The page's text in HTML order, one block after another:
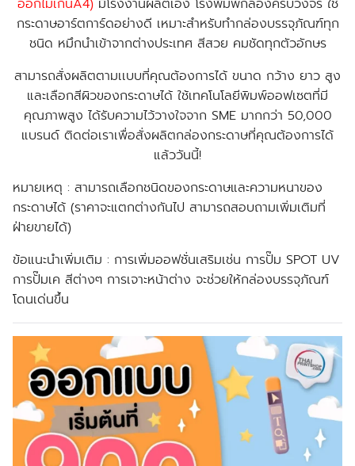
ออกไม่เกินA4) มีโรงงานผลิตเอง โรงพิมพ์กล่องครบวงจร ใช้
กระดาษอาร์ตการ์ดอย่างดี เหมาะสำหรับทำกล่องบรรจุภัณฑ์ทุก
ชนิด หมึกนำเข้าจากต่างประเทศ สีสวย คมชัดทุกตัวอักษร
สามารถสั่งผลิตตามเเบบที่คุณต้องการได้ ขนาด กว้าง ยาว สูง
และเลือกสีผิวของกระดาษได้ ใช้เทคโนโลยีพิมพ์ออฟเซตที่มี
คุณภาพสูง ได้รับความไว้วางใจจาก SME มากกว่า 50,000
แบรนด์ ติดต่อเราเพื่อสั่งผลิตกล่องกระดาษที่คุณต้องการได้
แล้ววันนี้!
หมายเหตุ : สามารถเลือกชนิดของกระดาษและความหนาของ
กระดาษได้ (ราคาจะแตกต่างกันไป สามารถสอบถามเพิ่มเติมที่
ฝ่ายขายได้)
ข้อแนะนำเพิ่มเติม : การเพิ่มออฟชั่นเสริมเช่น การปั๊ม SPOT UV
การปั๊มเค สีต่างๆ การเจาะหน้าต่าง จะช่วยให้กล่องบรรจุภัณฑ์
โดนเด่นขึ้น